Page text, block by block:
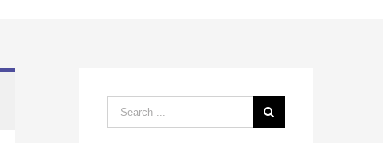
Search
for: